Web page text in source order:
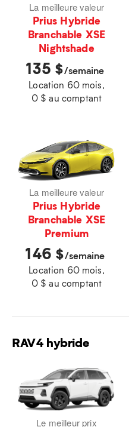
La meilleure valeur
Prius Hybride
Branchable XSE
Nightshade
135 $/semaine
Location 60 mois,
0 $ au comptant
La meilleure valeur
Prius Hybride
Branchable XSE
Premium
146 $/semaine
Location 60 mois,
0 $ au comptant
RAV4 hybride
Le meilleur prix